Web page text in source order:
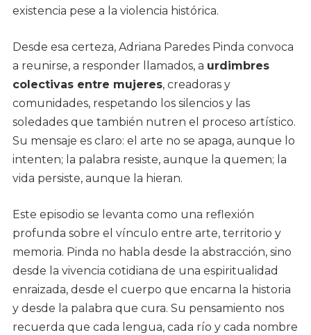
existencia pese a la violencia histórica.
Desde esa certeza, Adriana Paredes Pinda convoca
a reunirse, a responder llamados, a urdimbres
colectivas entre mujeres, creadoras y
comunidades, respetando los silencios y las
soledades que también nutren el proceso artístico.
Su mensaje es claro: el arte no se apaga, aunque lo
intenten; la palabra resiste, aunque la quemen; la
vida persiste, aunque la hieran.
Este episodio se levanta como una reflexión
profunda sobre el vínculo entre arte, territorio y
memoria. Pinda no habla desde la abstracción, sino
desde la vivencia cotidiana de una espiritualidad
enraizada, desde el cuerpo que encarna la historia
y desde la palabra que cura. Su pensamiento nos
recuerda que cada lengua, cada río y cada nombre